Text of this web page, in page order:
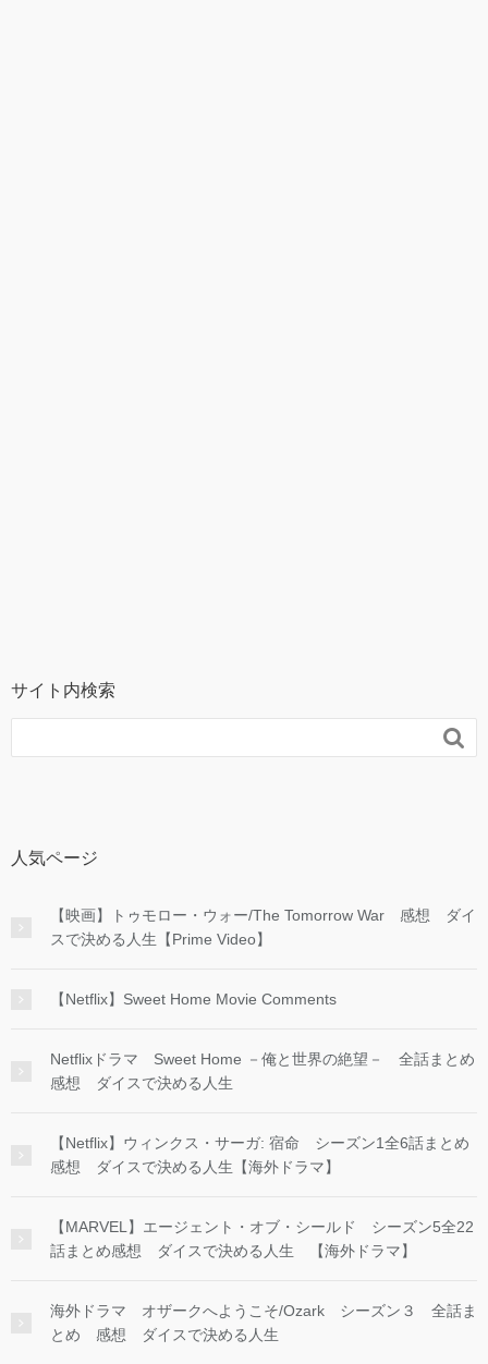
サイト内検索

人気ページ
【映画】トゥモロー・ウォー/The Tomorrow War 感想 ダイ
スで決める人生【Prime Video】
【Netflix】Sweet Home Movie Comments
Netflixドラマ Sweet Home －俺と世界の絶望－ 全話まとめ
感想 ダイスで決める人生
【Netflix】ウィンクス・サーガ: 宿命 シーズン1全6話まとめ
感想 ダイスで決める人生【海外ドラマ】
【MARVEL】エージェント・オブ・シールド シーズン5全22
話まとめ感想 ダイスで決める人生 【海外ドラマ】
海外ドラマ オザークへようこそ/Ozark シーズン３ 全話ま
とめ 感想 ダイスで決める人生